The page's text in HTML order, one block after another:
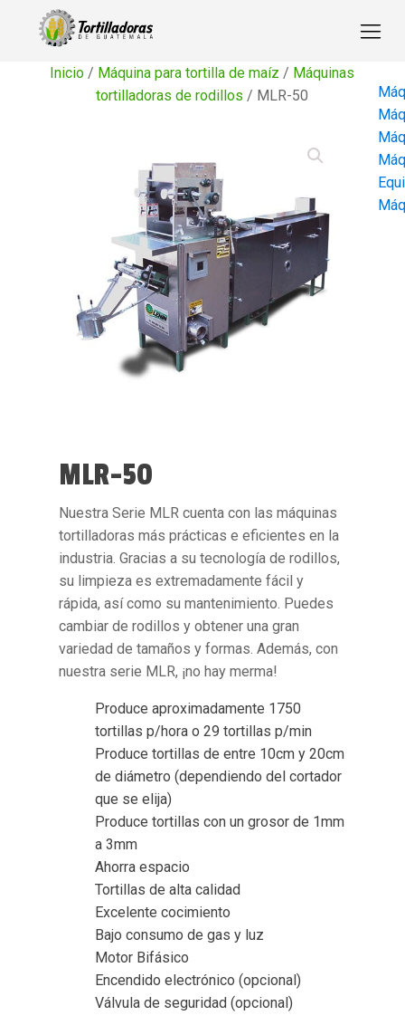
Inicio / Máquina para tortilla de maíz / Máquinas
tortilladoras de rodillos / MLR-50
MLR-50
Nuestra Serie MLR cuenta con las máquinas
tortilladoras más prácticas e eficientes en la
industria. Gracias a su tecnología de rodillos,
su limpieza es extremadamente fácil y
rápida, así como su mantenimiento. Puedes
cambiar de rodillos y obtener una gran
variedad de tamaños y formas. Además, con
nuestra serie MLR, ¡no hay merma!
Produce aproximadamente 1750
tortillas p/horao 29 tortillas p/min
Produce tortillas de entre 10cm y 20cm
de diámetro (dependiendo del cortador
que se elija)
Produce tortillas con un grosor de 1mm
a 3mm
Ahorra espacio
Tortillas de alta calidad
Excelente cocimiento
Bajo consumo de gas y luz
Motor Bifásico
Encendido electrónico (opcional)
Válvula de seguridad (opcional)